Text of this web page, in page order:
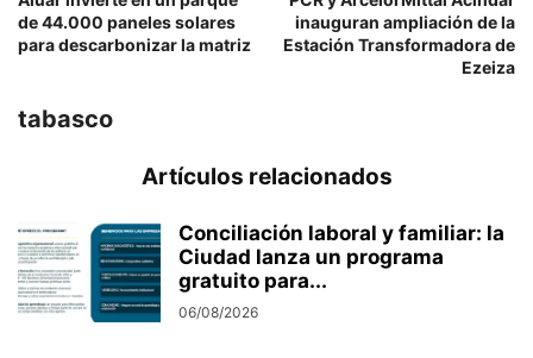
de 44.000 paneles solares
para descarbonizar la matriz
inauguran ampliación de la
Estación Transformadora de
Ezeiza
tabasco
Artículos relacionados
Conciliación laboral y familiar: la
Ciudad lanza un programa
gratuito para...
06/08/2026